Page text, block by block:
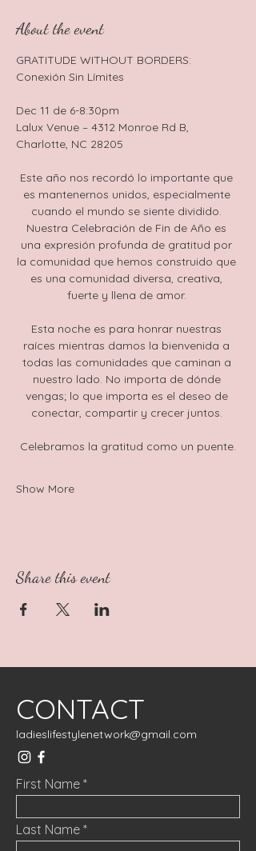
About the event
GRATITUDE WITHOUT BORDERS:
Conexión Sin Límites
Dec 11 de 6-8:30pm
Lalux Venue – 4312 Monroe Rd B,
Charlotte, NC 28205
Este año nos recordó lo importante que
es mantenernos unidos, especialmente
cuando el mundo se siente dividido.
Nuestra Celebración de Fin de Año es
una expresión profunda de gratitud por
la comunidad que hemos construido que
es una comunidad diversa, creativa,
fuerte y llena de amor.
Esta noche es para honrar nuestras
raíces mientras damos la bienvenida a
todas las comunidades que caminan a
nuestro lado. No importa de dónde
vengas; lo que importa es el deseo de
conectar, compartir y crecer juntos.
Celebramos la gratitud como un puente.
Show More
Share this event
CONTACT
ladieslifestylenetwork@gmail.com
First Name
Last Name